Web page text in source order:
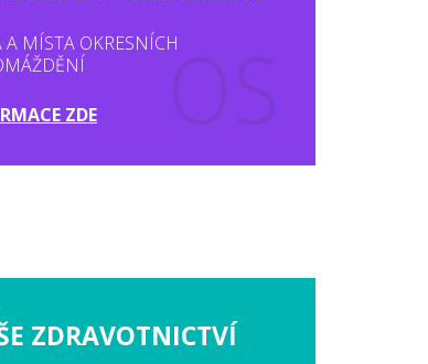
A MÍSTA OKRESNÍCH
ZDE
ZDRAVOTNICTVÍ